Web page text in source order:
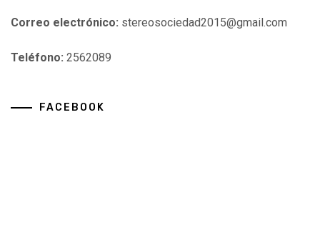
Correo electrónico: stereosociedad2015@gmail.com
Teléfono: 2562089
FACEBOOK